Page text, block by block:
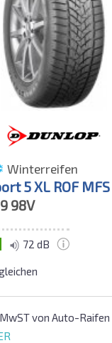
Winterreifen
5 XL ROF
98V
72 dB
von Auto-Raifen